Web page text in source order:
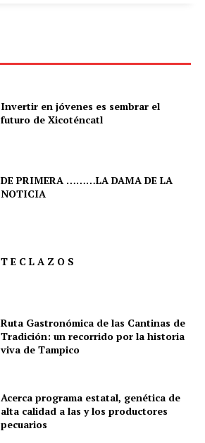
Invertir en jóvenes es sembrar el
futuro de Xicoténcatl
DE PRIMERA ………LA DAMA DE LA
NOTICIA
T E C L A Z O S
Ruta Gastronómica de las Cantinas de
Tradición: un recorrido por la historia
viva de Tampico
Acerca programa estatal, genética de
alta calidad a las y los productores
pecuarios